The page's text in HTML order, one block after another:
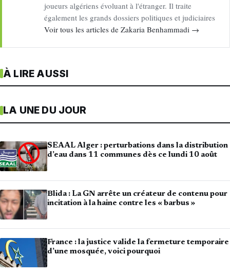
joueurs algériens évoluant à l'étranger. Il traite
également les grands dossiers politiques et judiciaires
Voir tous les articles de Zakaria Benhammadi →
À LIRE AUSSI
LA UNE DU JOUR
SEAAL Alger : perturbations dans la distribution
d’eau dans 11 communes dès ce lundi 10 août
Blida : La GN arrête un créateur de contenu pour
incitation à la haine contre les « barbus »
France : la justice valide la fermeture temporaire
d’une mosquée, voici pourquoi